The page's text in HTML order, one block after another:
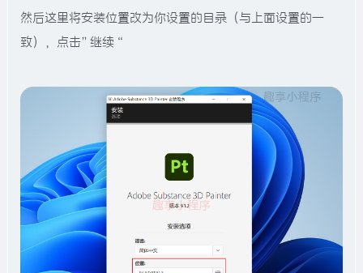
然后这里将安装位置改为你设置的目录（与上面设置的一
致），点击”继续“